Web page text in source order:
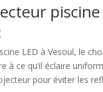
LED à Vesoul, le
à ce qu’il éclaire
pour éviter les